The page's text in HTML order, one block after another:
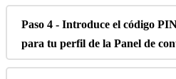
Paso 4 - Introduce el código
para tu perfil de la Panel de